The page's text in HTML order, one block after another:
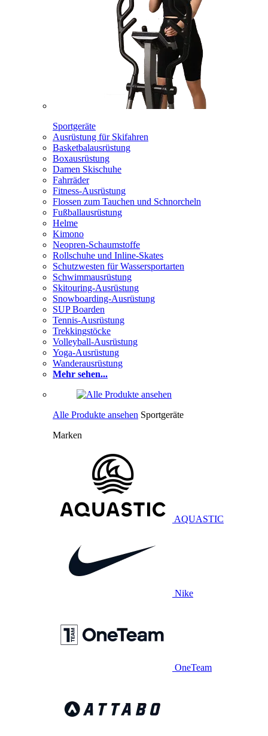
Sportgeräte
Ausrüstung für Skifahren
Basketbalausrüstung
Boxausrüstung
Damen Skischuhe
Fahrräder
Fitness-Ausrüstung
Flossen zum Tauchen und Schnorcheln
Fußballausrüstung
Helme
Kimono
Neopren-Schaumstoffe
Rollschuhe und Inline-Skates
Schutzwesten für Wassersportarten
Schwimmausrüstung
Skitouring-Ausrüstung
Snowboarding-Ausrüstung
SUP Boarden
Tennis-Ausrüstung
Trekkingstöcke
Volleyball-Ausrüstung
Yoga-Ausrüstung
Wanderausrüstung
Mehr sehen...
Alle Produkte ansehen Sportgeräte
Marken
AQUASTIC
Nike
OneTeam